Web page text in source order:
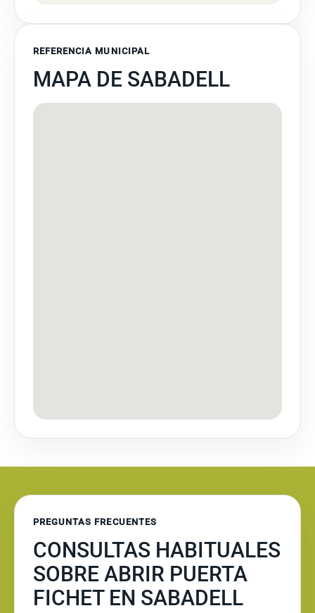
REFERENCIA MUNICIPAL
MAPA DE SABADELL
PREGUNTAS FRECUENTES
CONSULTAS HABITUALES
SOBRE ABRIR PUERTA
FICHET EN SABADELL